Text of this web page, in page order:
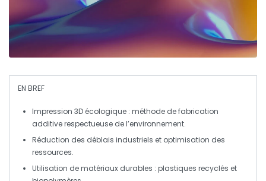
EN BREF
Impression 3D écologique : méthode defabrication
additiverespectueuse de l’environnement.
Réduction des déblais industriels et optimisation des
ressources.
Utilisation dematériaux durables : plastiques recyclés et